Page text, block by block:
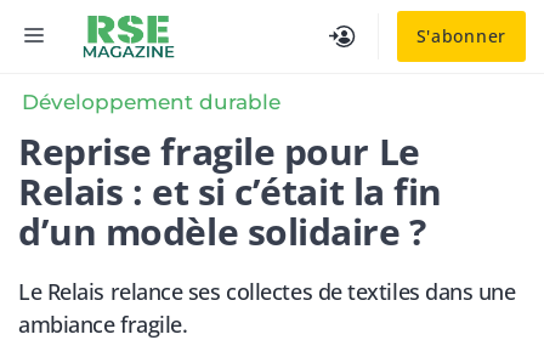
S'abonner
MENU
Développement durable
Reprise fragile pour Le
Relais : et si c’était la fin
d’un modèle solidaire ?
Le Relais relance ses collectes de textiles dans une
ambiance fragile.